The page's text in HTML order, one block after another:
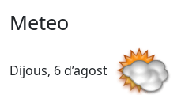
Meteo
Dijous, 6 d’agost